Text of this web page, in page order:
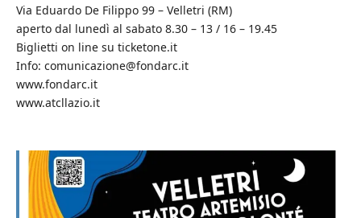
Via Eduardo De Filippo 99 – Velletri (RM)
aperto dal lunedì al sabato 8.30 – 13 / 16 – 19.45
Biglietti on line su ticketone.it
Info: comunicazione@fondarc.it
www.fondarc.it
www.atcllazio.it